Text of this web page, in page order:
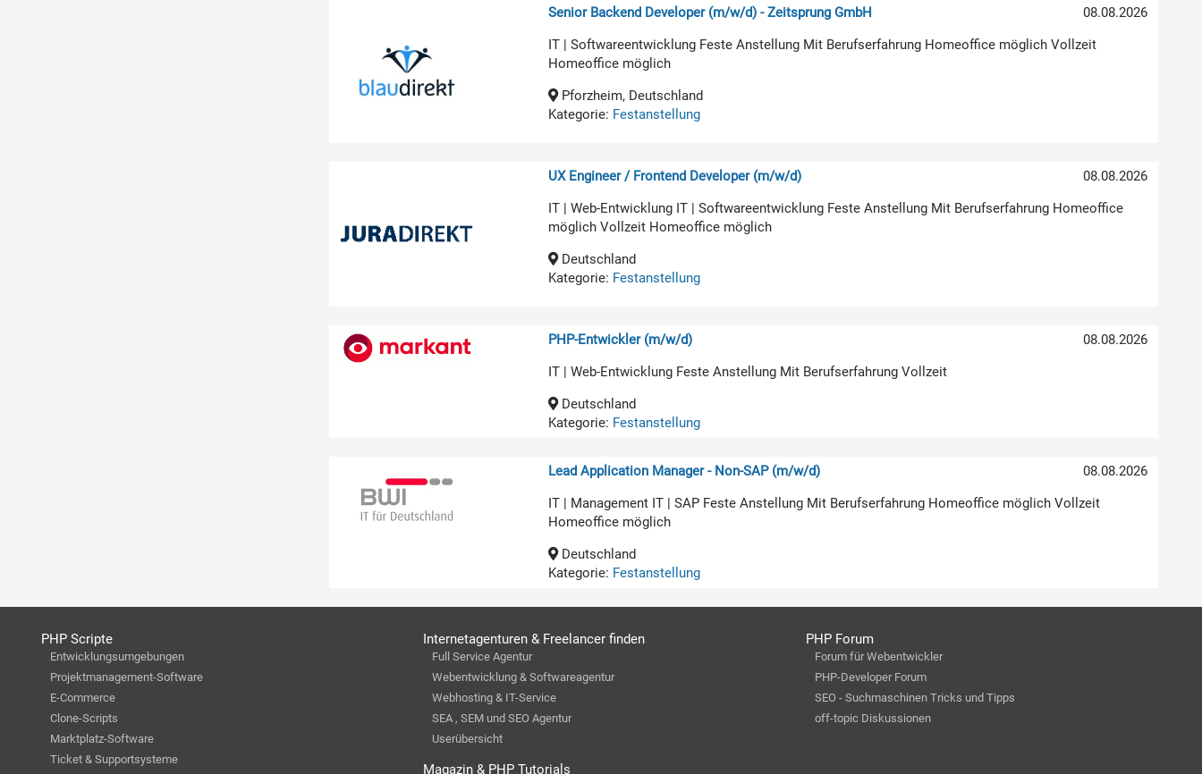
08.08.2026
Senior Backend Developer (m/w/d) - Zeitsprung GmbH
IT | Softwareentwicklung Feste Anstellung Mit Berufserfahrung Homeoffice möglich Vollzeit
Homeoffice möglich
Pforzheim, Deutschland
Kategorie: Festanstellung
08.08.2026
UX Engineer / Frontend Developer (m/w/d)
IT | Web-Entwicklung IT | Softwareentwicklung Feste Anstellung Mit Berufserfahrung Homeoffice
möglich Vollzeit Homeoffice möglich
Deutschland
Kategorie: Festanstellung
08.08.2026
PHP-Entwickler (m/w/d)
IT | Web-Entwicklung Feste Anstellung Mit Berufserfahrung Vollzeit
Deutschland
Kategorie: Festanstellung
08.08.2026
Lead Application Manager - Non-SAP (m/w/d)
IT | Management IT | SAP Feste Anstellung Mit Berufserfahrung Homeoffice möglich Vollzeit
Homeoffice möglich
Deutschland
Kategorie: Festanstellung
PHP Scripte
Entwicklungsumgebungen
Projektmanagement-Software
E-Commerce
Clone-Scripts
Marktplatz-Software
Ticket & Supportsysteme
Internetagenturen & Freelancer finden
Full Service Agentur
Webentwicklung & Softwareagentur
Webhosting & IT-Service
SEA , SEM und SEO Agentur
Userübersicht
Magazin & PHP Tutorials
PHP Forum
Forum für Webentwickler
PHP-Developer Forum
SEO - Suchmaschinen Tricks und Tipps
off-topic Diskussionen